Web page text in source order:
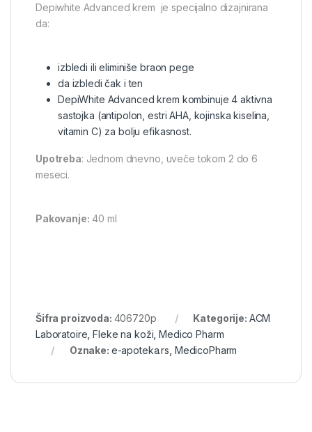
Depiwhite Advanced krem je specijalno dizajnirana
da:
izbledi ili eliminiše braon pege
da izbledi čak i ten
DepiWhite Advanced krem kombinuje 4 aktivna
sastojka (antipolon, estri AHA, kojinska kiselina,
vitamin C) za bolju efikasnost.
Upotreba: Jednom dnevno, uveče tokom 2 do 6
meseci.
Pakovanje: 40 ml
Šifra proizvoda: 406720p Kategorije: ACM
Laboratoire ,Fleke na koži ,Medico Pharm
Oznake: e-apoteka.rs MedicoPharm